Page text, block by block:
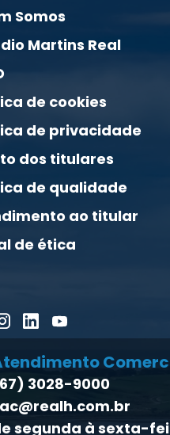
Somos
Martins Real
de cookies
de privacidade
dos titulares
de qualidade
ao titular
de ética
3028-9000
segunda à sexta-